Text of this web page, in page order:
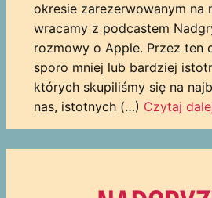
okresie zarezerwowanym na
wracamy z podcastem
rozmowy o Apple. Przez ten
sporo mniej lub bardziej
których skupiliśmy się na
nas, istotnych (…) Czytaj